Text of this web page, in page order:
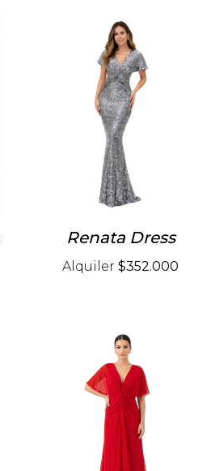
Renata Dress
Alquiler $352.000